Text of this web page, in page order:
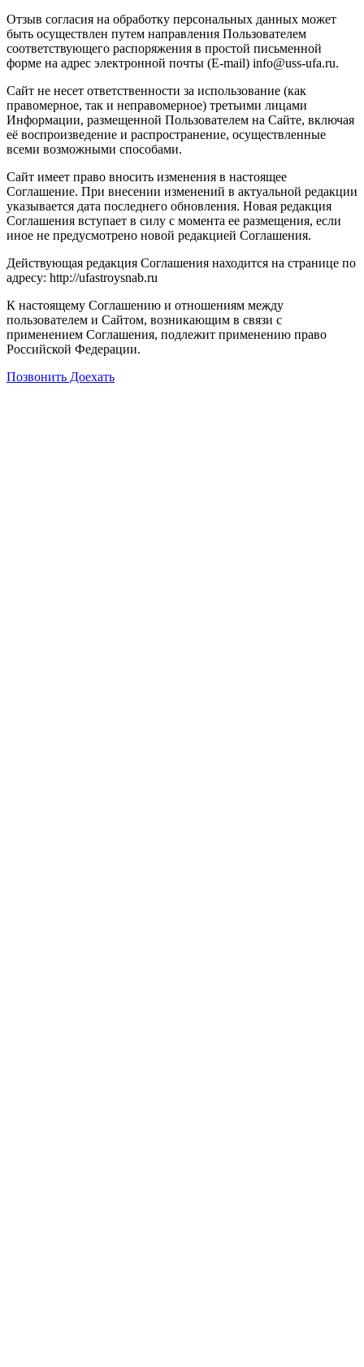
Отзыв согласия на обработку персональных данных может
быть осуществлен путем направления Пользователем
соответствующего распоряжения в простой письменной
форме на адрес электронной почты (E-mail) info@uss-ufa.ru.
Сайт не несет ответственности за использование (как
правомерное, так и неправомерное) третьими лицами
Информации, размещенной Пользователем на Сайте, включая
её воспроизведение и распространение, осуществленные
всеми возможными способами.
Сайт имеет право вносить изменения в настоящее
Соглашение. При внесении изменений в актуальной редакции
указывается дата последнего обновления. Новая редакция
Соглашения вступает в силу с момента ее размещения, если
иное не предусмотрено новой редакцией Соглашения.
Действующая редакция Соглашения находится на странице по
адресу: http://ufastroysnab.ru
К настоящему Соглашению и отношениям между
пользователем и Сайтом, возникающим в связи с
применением Соглашения, подлежит применению право
Российской Федерации.
Позвонить Доехать